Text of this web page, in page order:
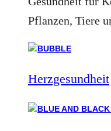
Pflanzen, Tiere
Herzgesundheit